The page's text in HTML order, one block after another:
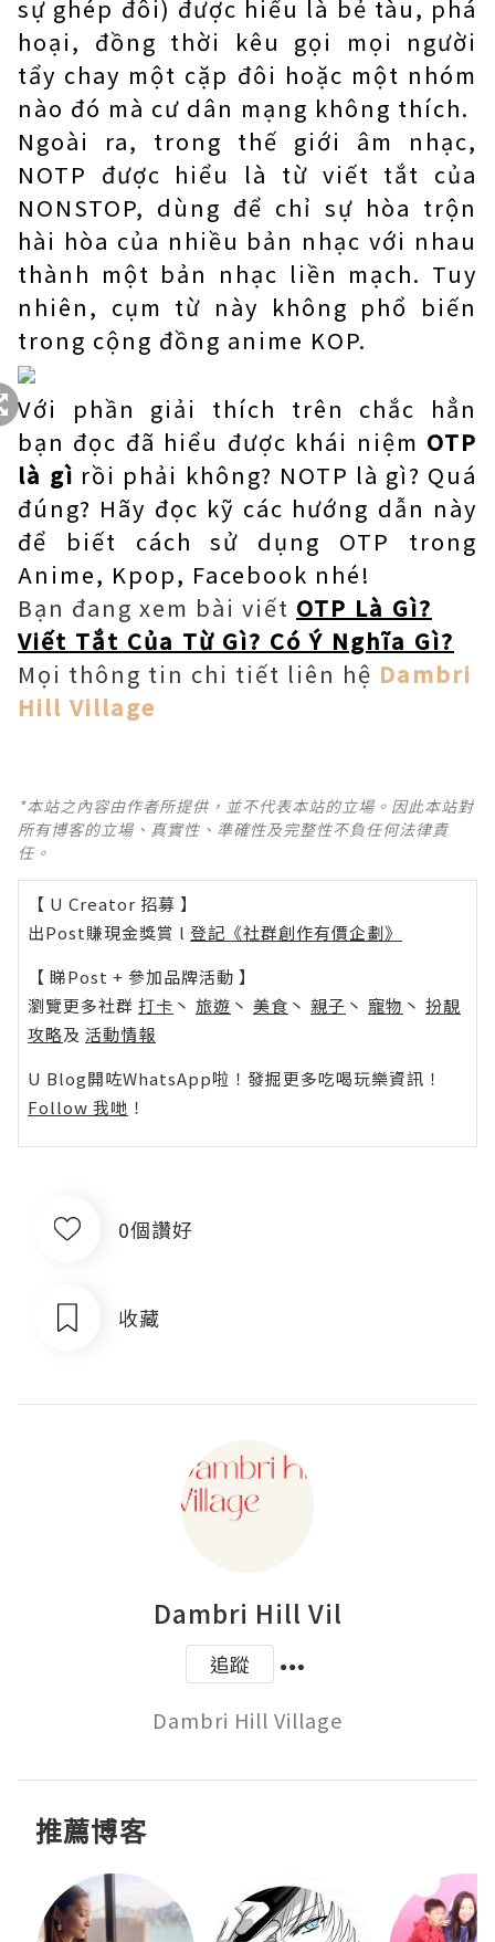
sự ghép đôi) được hiểu là bẻ tàu, phá
hoại, đồng thời kêu gọi mọi người
tẩy chay một cặp đôi hoặc một nhóm
nào đó mà cư dân mạng không thích.
Ngoài ra, trong thế giới âm nhạc,
NOTP được hiểu là từ viết tắt của
NONSTOP, dùng để chỉ sự hòa trộn
hài hòa của nhiều bản nhạc với nhau
thành một bản nhạc liền mạch. Tuy
nhiên, cụm từ này không phổ biến
trong cộng đồng anime KOP.
Với phần giải thích trên chắc hẳn
bạn đọc đã hiểu được khái niệm OTP
là gì rồi phải không? NOTP là gì? Quá
đúng? Hãy đọc kỹ các hướng dẫn này
để biết cách sử dụng OTP trong
Anime, Kpop, Facebook nhé!
Bạn đang xem bài viết OTP Là Gì?
Viết Tắt Của Từ Gì? Có Ý Nghĩa Gì?
Mọi thông tin chi tiết liên hệ Dambri
Hill Village
*本站之內容由作者所提供，並不代表本站的立場。因此本站對
所有博客的立場、真實性、準確性及完整性不負任何法律責
任。
【 U Creator 招募 】
出Post賺現金獎賞 l 登記《社群創作有價企劃》
【 睇Post + 參加品牌活動 】
瀏覽更多社群 打卡 丶 旅遊 丶 美食 丶 親子 丶 寵物 丶 扮靚
攻略及 活動情報
U Blog開咗WhatsApp啦！發掘更多吃喝玩樂資訊！
Follow 我哋 ！
0個讚好
收藏
Dambri Hill Vil
追蹤
Dambri Hill Village
推薦博客